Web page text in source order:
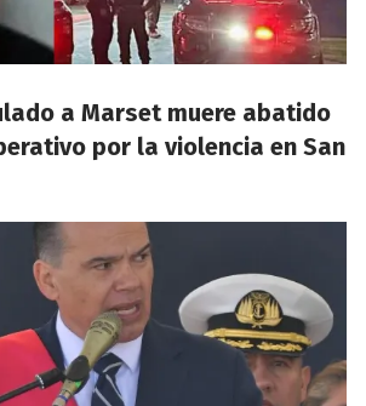
a Marset muere abatido
por la violencia en San